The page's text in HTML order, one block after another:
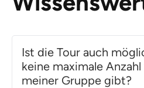
Ist die Tour auch
keine maximale
meiner Gruppe gibt?